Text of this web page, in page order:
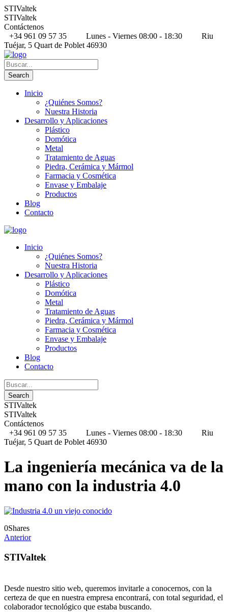
STIValtek
STIValtek
Contáctenos
+34 961 09 57 35
Lunes - Viernes 08:00 - 18:30
Riu
Tuéjar, 5 Quart de Poblet 46930
Inicio
¿Quiénes Somos?
Nuestra Historia
Desarrollo y Aplicaciones
Plástico
Domótica
Metal
Tratamiento de Aguas
Piedra, Cerámica y Mármol
Farmacia y Cosmética
Envase y Embalaje
Productos
Blog
Contacto
Inicio
¿Quiénes Somos?
Nuestra Historia
Desarrollo y Aplicaciones
Plástico
Domótica
Metal
Tratamiento de Aguas
Piedra, Cerámica y Mármol
Farmacia y Cosmética
Envase y Embalaje
Productos
Blog
Contacto
STIValtek
STIValtek
Contáctenos
+34 961 09 57 35
Lunes - Viernes 08:00 - 18:30
Riu
Tuéjar, 5 Quart de Poblet 46930
La ingeniería mecánica va de la
mano con la industria 4.0
0Shares
Anterior
STIValtek
Desde nuestro sitio web, queremos invitarle a conocernos, con la
certeza de que en nuestra empresa encontrará, con total seguridad, el
colaborador tecnológico que estaba buscando.